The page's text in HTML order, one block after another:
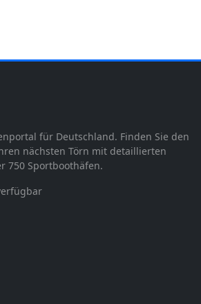
für Deutschland. Finden Sie den
nächsten Törn mit detaillierten
750 Sportboothäfen.